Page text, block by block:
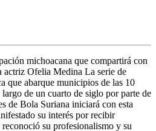
michoacana que compartirá con
actriz Ofelia Medina La serie de
que abarque municipios de las 10
de un cuarto de siglo por parte de
de Bola Suriana iniciará con esta
su interés por recibir
su profesionalismo y su